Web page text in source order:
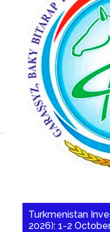
Turkmenistan
2026): 1-2